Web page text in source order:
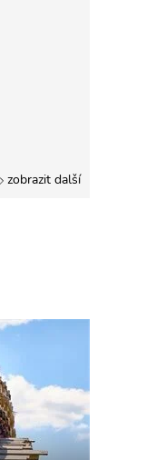
zobrazit další